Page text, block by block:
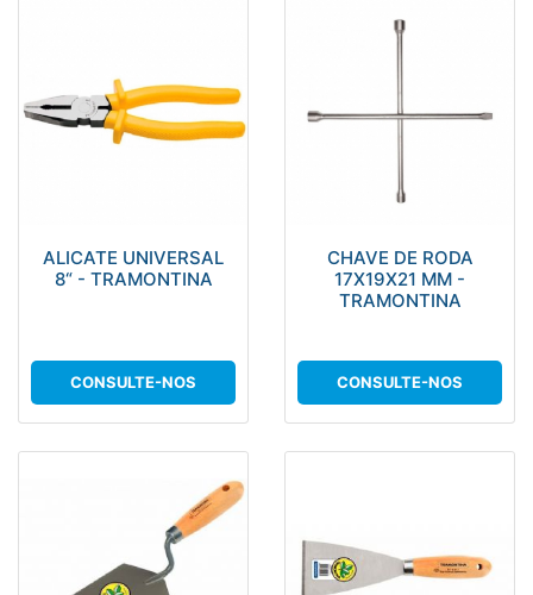
ALICATE UNIVERSAL
8“ - TRAMONTINA
CONSULTE-NOS
CHAVE DE RODA
17X19X21 MM -
TRAMONTINA
CONSULTE-NOS